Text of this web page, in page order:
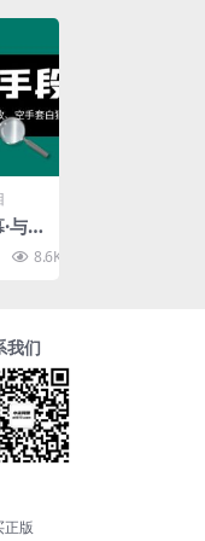
与手
8.6K
我们
正版